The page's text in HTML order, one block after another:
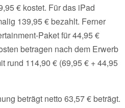
€ kostet. Für das iPad
139,95 € bezahlt. Ferner
Paket für 44,95 €
betragen nach dem Erwerb
rund 114,90 € (69,95 € + 44,95
beträgt netto 63,57 € beträgt.